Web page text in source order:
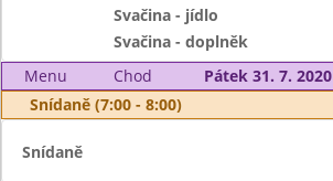
Svačina - jídlo
Svačina - doplněk
Menu
Chod
Pátek 31. 7. 2020
Snídaně (7:00 - 8:00)
Snídaně